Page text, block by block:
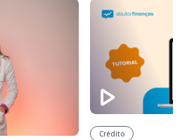
Crédito